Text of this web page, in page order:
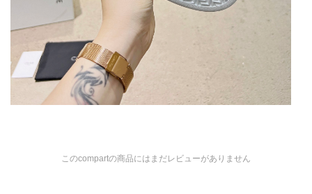
このcompartの商品にはまだレビューがありません